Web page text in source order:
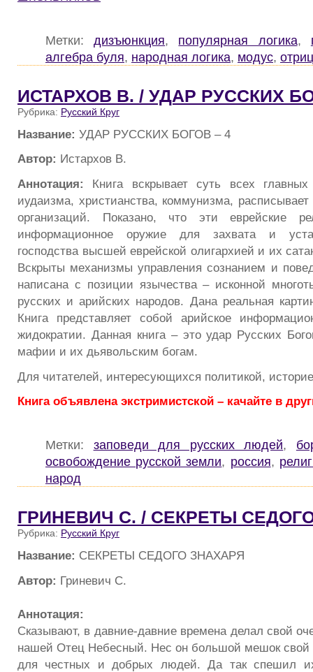
Метки:дизъюнкция, популярная логика,
алгебра буля, народная логика, модус,
ИСТАРХОВ В. / УДАР РУССКИХ
Рубрика: Русский Круг
Название: УДАР РУССКИХ БОГОВ – 4
Автор: Истархов В.
Аннотация: Книга вскрывает суть всех главных
иудаизма, христианства, коммунизма, расписывает
организаций. Показано, что эти еврейские
информационное оружие для захвата и
господства высшей еврейской олигархией и их
Вскрыты механизмы управления сознанием и
написана с позиции язычества – исконной
русских и арийских народов. Дана реальная
Книга представляет собой арийское
жидократии. Данная книга – это удар Русских
мафии и их дьявольским богам.
Для читателей, интересующихся политикой,
Книга объявлена экстримистской – качайте в
Метки: заповеди для русских людей,
освобождение русской земли, россия,
народ
ГРИНЕВИЧ С. / СЕКРЕТЫ
Рубрика: Русский Круг
Название: СЕКРЕТЫ СЕДОГО ЗНАХАРЯ
Автор: Гриневич С.
Аннотация:
Сказывают, в давние-давние времена делал свой
нашей Отец Небесный. Нес он большой мешок
для честных и добрых людей. Да так спешил